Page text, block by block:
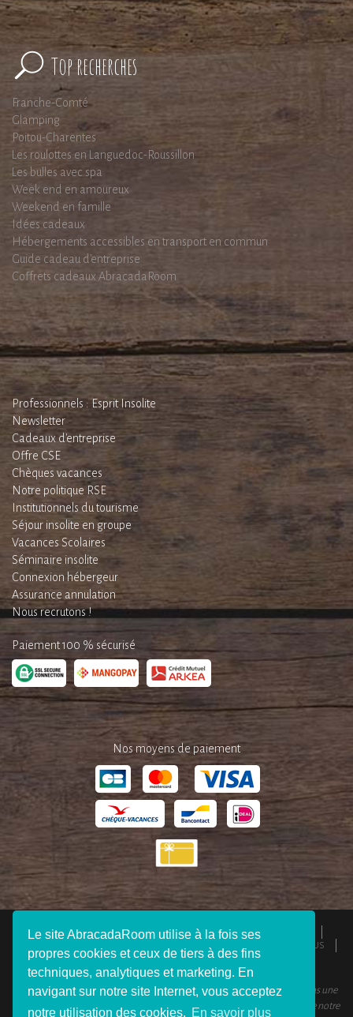
Le site AbracadaRoom utilise à la fois ses
propres cookies et ceux de tiers à des fins
techniques, analytiques et marketing. En
navigant sur notre site Internet, vous acceptez
notre utilisation des cookies. En savoir plus
Top recherches
Franche-Comté
Glamping
Poitou-Charentes
Les roulottes en Languedoc-Roussillon
Les bulles avec spa
Week end en amoureux
Weekend en famille
Idées cadeaux
Hébergements accessibles en transport en commun
Guide cadeau d'entreprise
Coffrets cadeaux AbracadaRoom
Professionnels : Esprit Insolite
Newsletter
Cadeaux d'entreprise
Offre CSE
Chèques vacances
Notre politique RSE
Institutionnels du tourisme
Séjour insolite en groupe
Vacances Scolaires
Séminaire insolite
Connexion hébergeur
Assurance annulation
Nous recrutons !
Paiement 100 % sécurisé
Nos moyens de paiement
QUI SOMMES-NOUS ? ESPACE PRESSE
MENTIONS LÉGALES
REJOIGNEZ-NOUS
CONNEXION VOYAGEUR
FAQ CONTACTEZ-NOUS
© 2012 - 2026 AbracadaRoom Tous droits réservés. AbracadaRoom n’est pas une
agence de voyage et ne facture aucun frais de service pour les utilisateurs de notre